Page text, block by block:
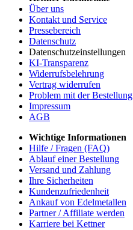
Über uns
Kontakt und Service
Pressebereich
Datenschutz
Datenschutzeinstellungen
KI-Transparenz
Widerrufsbelehrung
Vertrag widerrufen
Problem mit der Bestellung
Impressum
AGB
Wichtige Informationen
Hilfe / Fragen (FAQ)
Ablauf einer Bestellung
Versand und Zahlung
Ihre Sicherheiten
Kundenzufriedenheit
Ankauf von Edelmetallen
Partner / Affiliate werden
Karriere bei Kettner